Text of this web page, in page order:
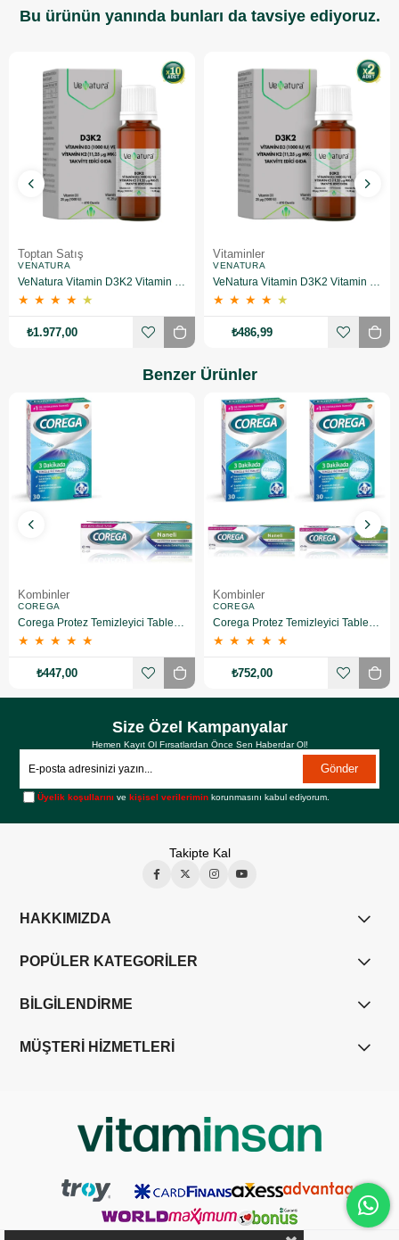
Bu ürünün yanında bunları da tavsiye ediyoruz.
Toptan Satış
VENATURA
★ ★ ★ ★ ★
₺1.977,00
Vitaminler
VENATURA
★ ★ ★ ★ ★
₺486,99
Benzer Ürünler
Kombinler
COREGA
★ ★ ★ ★ ★
₺447,00
Kombinler
COREGA
★ ★ ★ ★ ★
₺752,00
Size Özel Kampanyalar
Hemen Kayıt Ol Fırsatlardan Önce Sen Haberdar Ol!
Gönder
Üyelik koşullarını vekişisel verilerimin korunmasını kabul ediyorum.
Takipte Kal
HAKKIMIZDA
POPÜLER KATEGORİLER
BİLGİLENDİRME
MÜŞTERİ HİZMETLERİ